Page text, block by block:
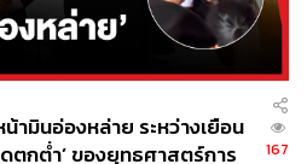
งไม่ใช่เรื่องการเมืองรายวัน
ระเทศไทยกำลังเข้าสู่โลกแบบ
งมือเดิมคุมความผันผวนได้
ามินอ่องหล่าย ระหว่างเยือน
ตกต่ำ’ ของยุทธศาสตร์การ
167